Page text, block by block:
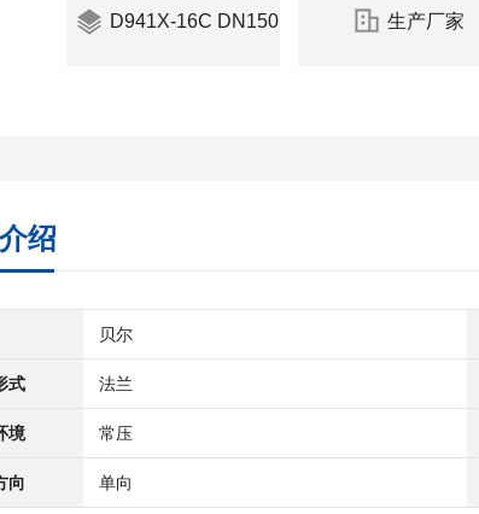
D941X-16C DN150 生产厂家
绍
贝尔
式 法兰
境 常压
向 单向